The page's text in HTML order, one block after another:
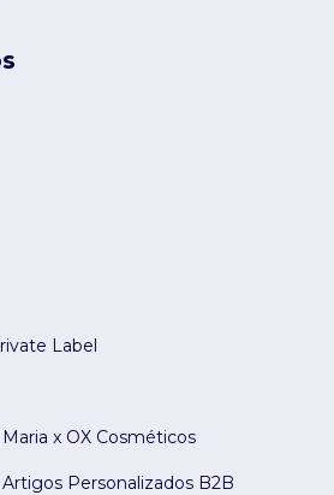
Label
x OX Cosméticos
Personalizados B2B